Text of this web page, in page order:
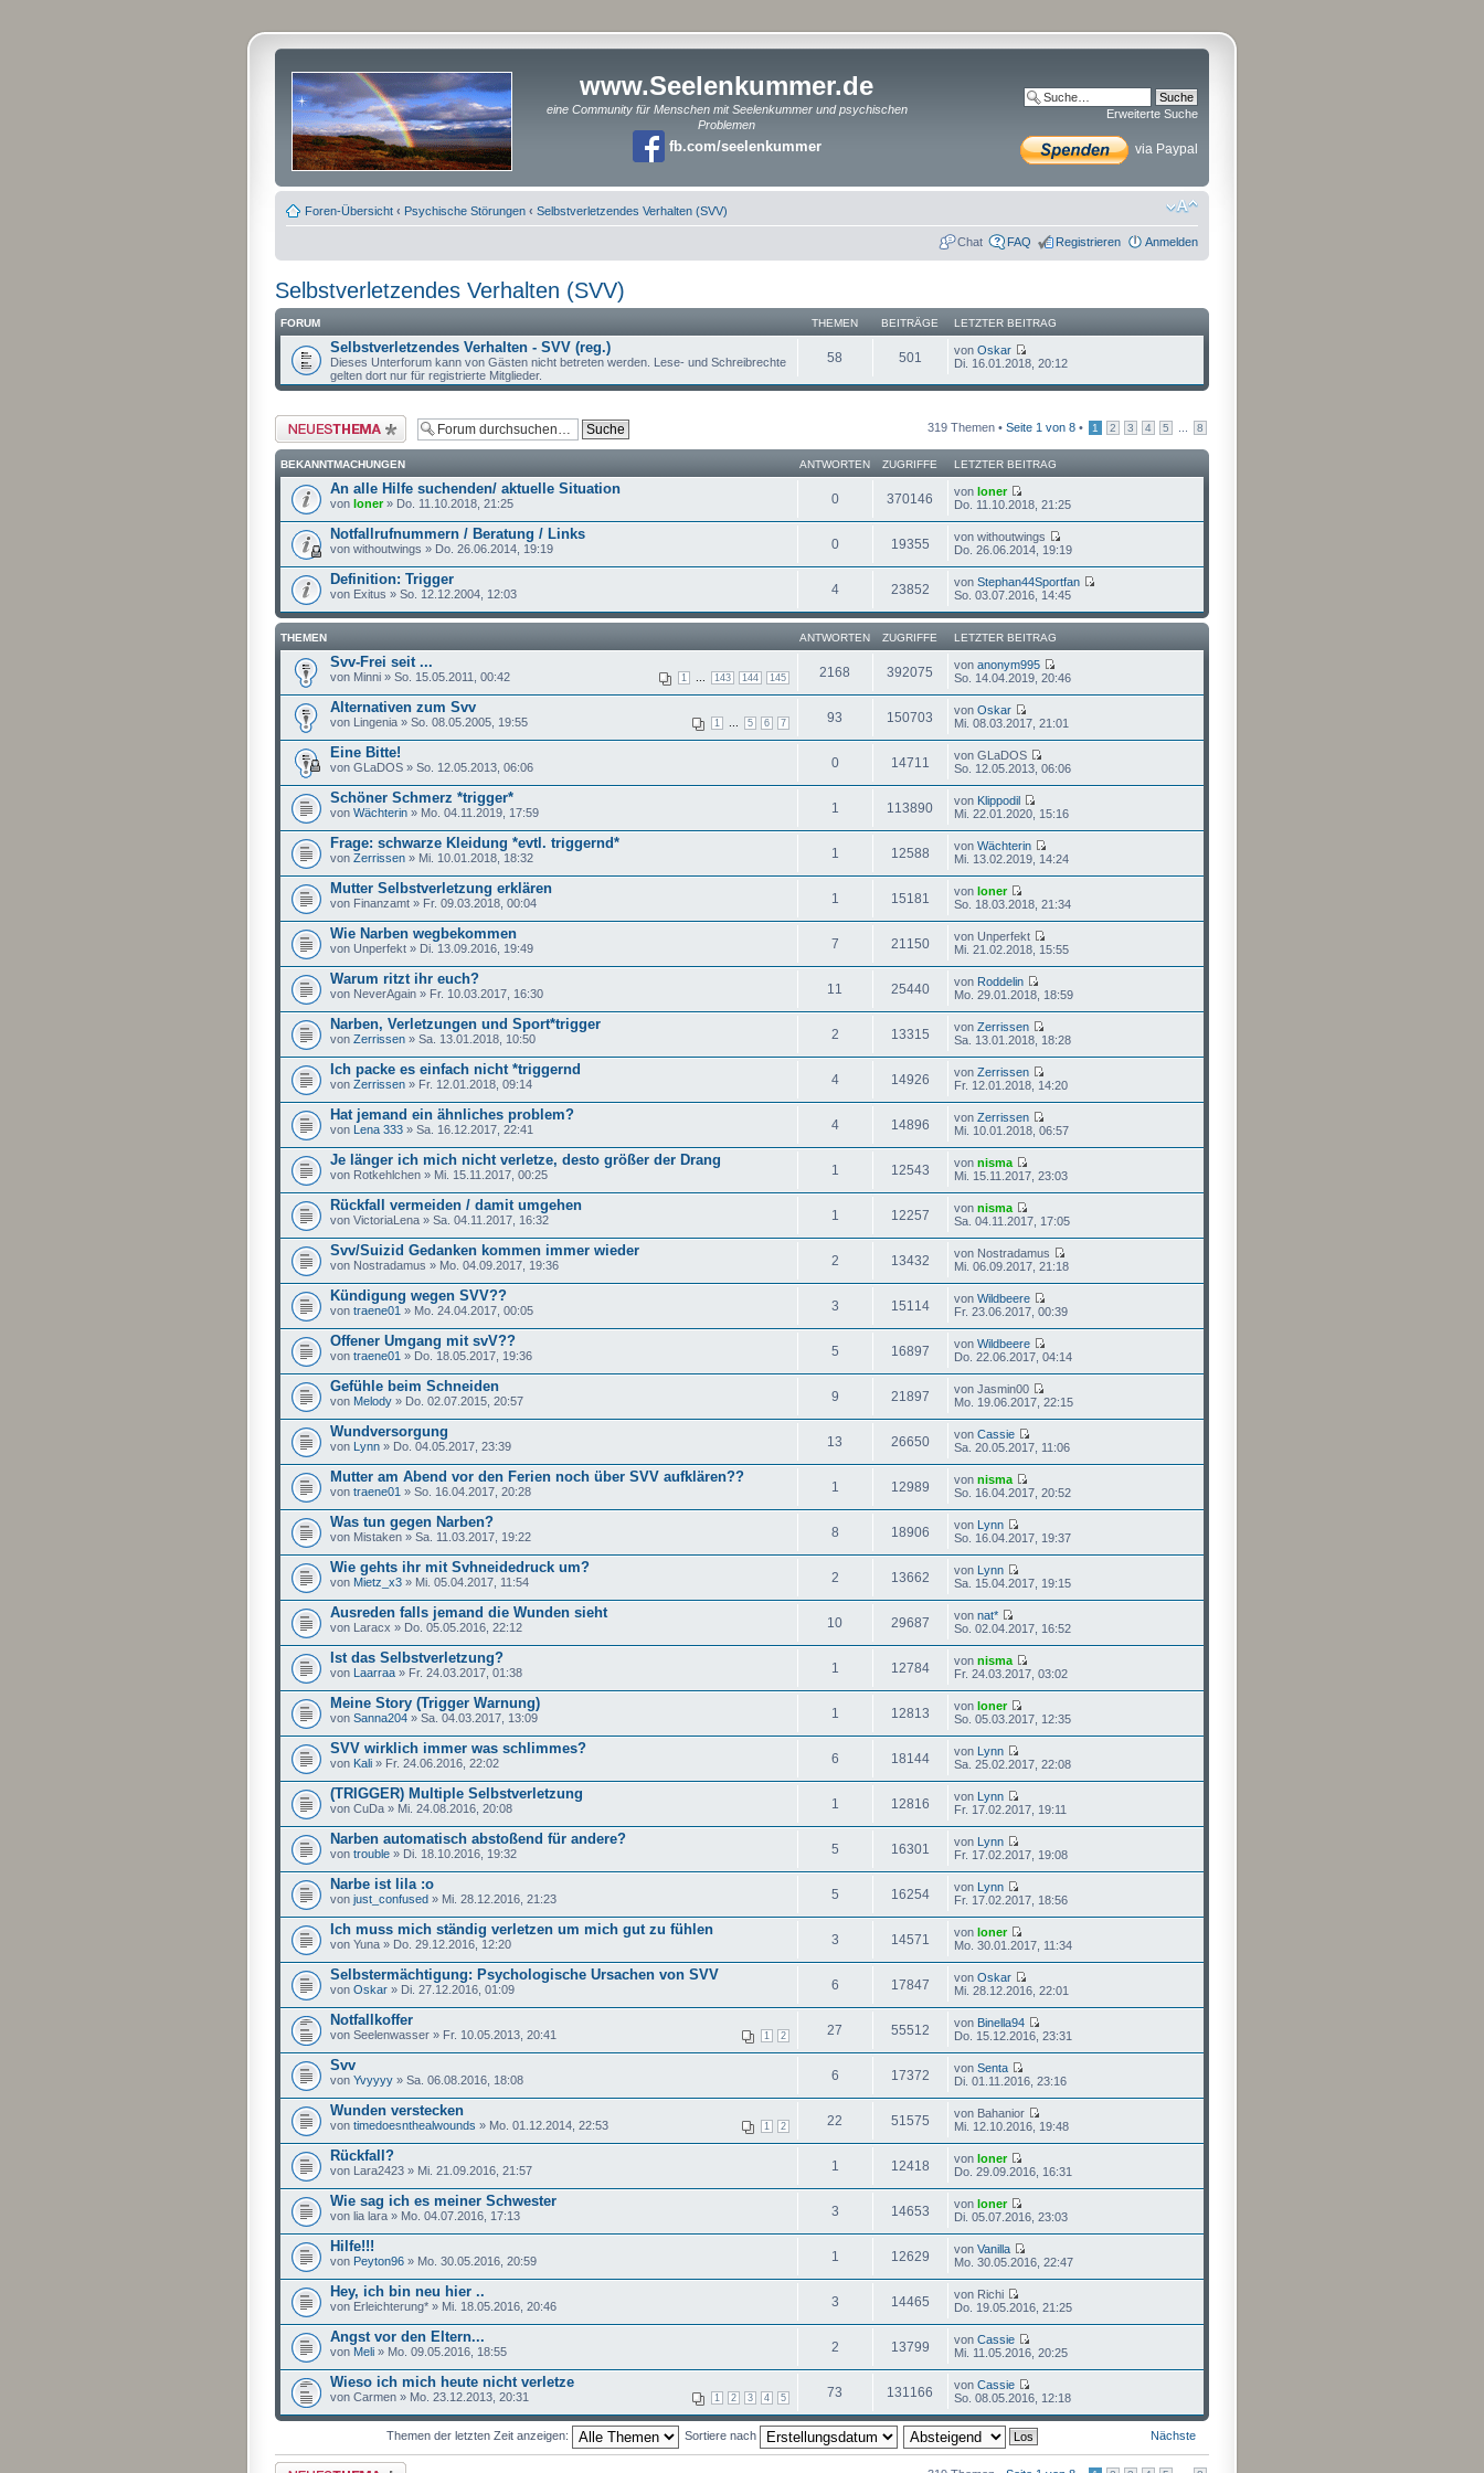
www.Seelenkummer.de
eine Community für Menschen mit Seelenkummer und psychischen
Problemen
fb.com/seelenkummer
Erweiterte Suche
via Paypal
Foren-Übersicht ‹ Psychische Störungen ‹ Selbstverletzendes Verhalten (SVV)
Chat FAQ Registrieren Anmelden
Selbstverletzendes Verhalten (SVV)
FORUM THEMEN BEITRÄGE LETZTER BEITRAG
Selbstverletzendes Verhalten - SVV (reg.)
Dieses Unterforum kann von Gästen nicht betreten werden. Lese- und Schreibrechte
gelten dort nur für registrierte Mitglieder.
58 501 von Oskar
Di. 16.01.2018, 20:12
Neues Thema erstellen 319 Themen • Seite 1 von 8 • 1 2 3 4 5 8
BEKANNTMACHUNGEN ANTWORTEN ZUGRIFFE LETZTER BEITRAG
An alle Hilfe suchenden/ aktuelle Situation
von loner» Do. 11.10.2018, 21:25 0 370146 von loner
Do. 11.10.2018, 21:25
Notfallrufnummern / Beratung / Links
von withoutwings » Do. 26.06.2014, 19:19 0 19355
von withoutwings
Do. 26.06.2014, 19:19
Definition: Trigger
von Exitus » So. 12.12.2004, 12:03 4 23852 von Stephan44Sportfan
So. 03.07.2016, 14:45
THEMEN ANTWORTEN ZUGRIFFE LETZTER BEITRAG
Svv-Frei seit ...
1 143 144 145
von Minni » So. 15.05.2011, 00:42 2168 392075 von anonym995
So. 14.04.2019, 20:46
Alternativen zum Svv
1 5 6 7
von Lingenia » So. 08.05.2005, 19:55 93 150703 von Oskar
Mi. 08.03.2017, 21:01
Eine Bitte!
von GLaDOS » So. 12.05.2013, 06:06 0 14711
von GLaDOS
So. 12.05.2013, 06:06
Schöner Schmerz *trigger*
von Wächterin » Mo. 04.11.2019, 17:59 1 113890 von Klippodil
Mi. 22.01.2020, 15:16
Frage: schwarze Kleidung *evtl. triggernd*
von Zerrissen » Mi. 10.01.2018, 18:32 1 12588 von Wächterin
Mi. 13.02.2019, 14:24
Mutter Selbstverletzung erklären
von Finanzamt » Fr. 09.03.2018, 00:04 1 15181 von loner
So. 18.03.2018, 21:34
Wie Narben wegbekommen
von Unperfekt » Di. 13.09.2016, 19:49 7 21150
von Unperfekt
Mi. 21.02.2018, 15:55
Warum ritzt ihr euch?
von NeverAgain » Fr. 10.03.2017, 16:30 11 25440 von Roddelin
Mo. 29.01.2018, 18:59
Narben, Verletzungen und Sport*trigger
von Zerrissen » Sa. 13.01.2018, 10:50 2 13315 von Zerrissen
Sa. 13.01.2018, 18:28
Ich packe es einfach nicht *triggernd
von Zerrissen » Fr. 12.01.2018, 09:14 4 14926 von Zerrissen
Fr. 12.01.2018, 14:20
Hat jemand ein ähnliches problem?
von Lena 333 » Sa. 16.12.2017, 22:41 4 14896 von Zerrissen
Mi. 10.01.2018, 06:57
Je länger ich mich nicht verletze, desto größer der Drang
von Rotkehlchen » Mi. 15.11.2017, 00:25 1 12543 von nisma
Mi. 15.11.2017, 23:03
Rückfall vermeiden / damit umgehen
von VictoriaLena » Sa. 04.11.2017, 16:32 1 12257 von nisma
Sa. 04.11.2017, 17:05
Svv/Suizid Gedanken kommen immer wieder
von Nostradamus » Mo. 04.09.2017, 19:36 2 13432
von Nostradamus
Mi. 06.09.2017, 21:18
Kündigung wegen SVV??
von traene01 » Mo. 24.04.2017, 00:05 3 15114 von Wildbeere
Fr. 23.06.2017, 00:39
Offener Umgang mit svV??
von traene01 » Do. 18.05.2017, 19:36 5 16897 von Wildbeere
Do. 22.06.2017, 04:14
Gefühle beim Schneiden
von Melody » Do. 02.07.2015, 20:57 9 21897
von Jasmin00
Mo. 19.06.2017, 22:15
Wundversorgung
von Lynn » Do. 04.05.2017, 23:39 13 26650 von Cassie
Sa. 20.05.2017, 11:06
Mutter am Abend vor den Ferien noch über SVV aufklären??
von traene01 » So. 16.04.2017, 20:28 1 12989 von nisma
So. 16.04.2017, 20:52
Was tun gegen Narben?
von Mistaken » Sa. 11.03.2017, 19:22 8 18906 von Lynn
So. 16.04.2017, 19:37
Wie gehts ihr mit Svhneidedruck um?
von Mietz_x3 » Mi. 05.04.2017, 11:54 2 13662 von Lynn
Sa. 15.04.2017, 19:15
Ausreden falls jemand die Wunden sieht
von Laracx » Do. 05.05.2016, 22:12 10 29687 von nat*
So. 02.04.2017, 16:52
Ist das Selbstverletzung?
von Laarraa » Fr. 24.03.2017, 01:38 1 12784 von nisma
Fr. 24.03.2017, 03:02
Meine Story (Trigger Warnung)
von Sanna204 » Sa. 04.03.2017, 13:09 1 12813 von loner
So. 05.03.2017, 12:35
SVV wirklich immer was schlimmes?
von Kali » Fr. 24.06.2016, 22:02 6 18144 von Lynn
Sa. 25.02.2017, 22:08
(TRIGGER) Multiple Selbstverletzung
von CuDa » Mi. 24.08.2016, 20:08 1 12816 von Lynn
Fr. 17.02.2017, 19:11
Narben automatisch abstoßend für andere?
von trouble » Di. 18.10.2016, 19:32 5 16301 von Lynn
Fr. 17.02.2017, 19:08
Narbe ist lila :o
von just_confused » Mi. 28.12.2016, 21:23 5 16254 von Lynn
Fr. 17.02.2017, 18:56
Ich muss mich ständig verletzen um mich gut zu fühlen
von Yuna » Do. 29.12.2016, 12:20 3 14571 von loner
Mo. 30.01.2017, 11:34
Selbstermächtigung: Psychologische Ursachen von SVV
von Oskar » Di. 27.12.2016, 01:09 6 17847 von Oskar
Mi. 28.12.2016, 22:01
Notfallkoffer
1 2
von Seelenwasser » Fr. 10.05.2013, 20:41 27 55512 von Binella94
Do. 15.12.2016, 23:31
Svv
von Yvyyyy » Sa. 06.08.2016, 18:08 6 17372 von Senta
Di. 01.11.2016, 23:16
Wunden verstecken
1 2
von timedoesnthealwounds » Mo. 01.12.2014, 22:53 22 51575
von Bahanior
Mi. 12.10.2016, 19:48
Rückfall?
von Lara2423 » Mi. 21.09.2016, 21:57 1 12418 von loner
Do. 29.09.2016, 16:31
Wie sag ich es meiner Schwester
von lia lara » Mo. 04.07.2016, 17:13 3 14653 von loner
Di. 05.07.2016, 23:03
Hilfe!!!
von Peyton96 » Mo. 30.05.2016, 20:59 1 12629 von Vanilla
Mo. 30.05.2016, 22:47
Hey, ich bin neu hier ..
von Erleichterung* » Mi. 18.05.2016, 20:46 3 14465
von Richi
Do. 19.05.2016, 21:25
Angst vor den Eltern...
von Meli » Mo. 09.05.2016, 18:55 2 13799 von Cassie
Mi. 11.05.2016, 20:25
Wieso ich mich heute nicht verletze
1 2 3 4 5
von Carmen » Mo. 23.12.2013, 20:31 73 131166 von Cassie
So. 08.05.2016, 12:18
Nächste
Themen der letzten Zeit anzeigen: Sortiere nach
Neues Thema erstellen